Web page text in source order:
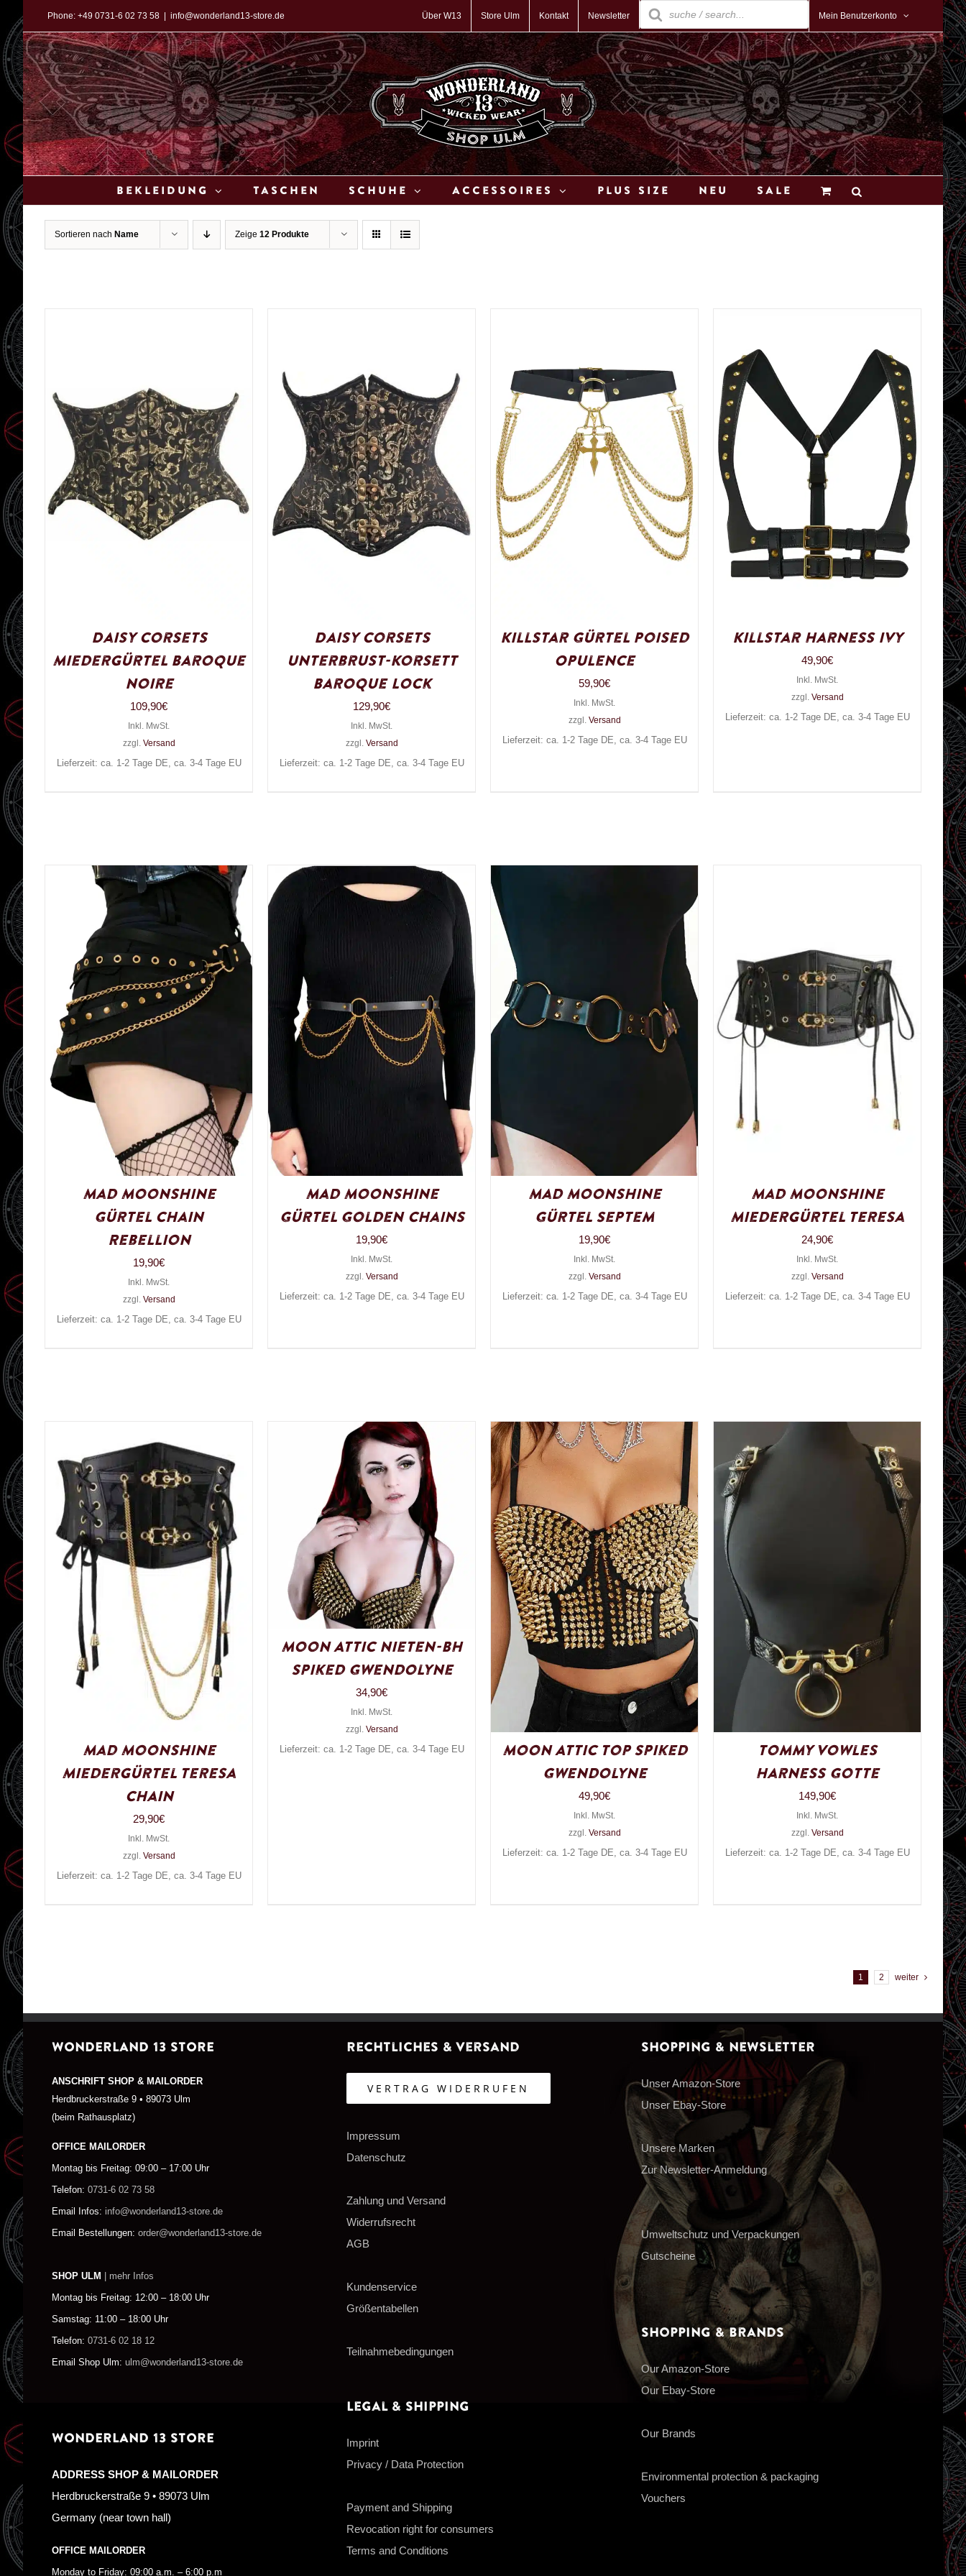
Inhalt
springen
Phone: +49 0731-6 02 73 58 info@wonderland13-store.de Über W13 Store Ulm Kontakt Newsletter
Products
search
Mein Benutzerkonto
Bekleidung Taschen Schuhe Accessoires Plus Size Neu Sale
Sortieren nach Name Zeige 12 Produkte
Daisy Corsets
Miedergürtel Baroque
Noire
109,90€
Inkl. MwSt.
zzgl. Versand
Lieferzeit: ca. 1-2 Tage DE, ca. 3-4 Tage EU
Daisy Corsets
Unterbrust-Korsett
Baroque Lock
129,90€
Inkl. MwSt.
zzgl. Versand
Lieferzeit: ca. 1-2 Tage DE, ca. 3-4 Tage EU
Killstar Gürtel Poised
Opulence
59,90€
Inkl. MwSt.
zzgl. Versand
Lieferzeit: ca. 1-2 Tage DE, ca. 3-4 Tage EU
Killstar Harness Ivy
49,90€
Inkl. MwSt.
zzgl. Versand
Lieferzeit: ca. 1-2 Tage DE, ca. 3-4 Tage EU
Mad Moonshine
Gürtel Chain
Rebellion
19,90€
Inkl. MwSt.
zzgl. Versand
Lieferzeit: ca. 1-2 Tage DE, ca. 3-4 Tage EU
Mad Moonshine
Gürtel Golden Chains
19,90€
Inkl. MwSt.
zzgl. Versand
Lieferzeit: ca. 1-2 Tage DE, ca. 3-4 Tage EU
Mad Moonshine
Gürtel Septem
19,90€
Inkl. MwSt.
zzgl. Versand
Lieferzeit: ca. 1-2 Tage DE, ca. 3-4 Tage EU
Mad Moonshine
Miedergürtel Teresa
24,90€
Inkl. MwSt.
zzgl. Versand
Lieferzeit: ca. 1-2 Tage DE, ca. 3-4 Tage EU
Mad Moonshine
Miedergürtel Teresa
Chain
29,90€
Inkl. MwSt.
zzgl. Versand
Lieferzeit: ca. 1-2 Tage DE, ca. 3-4 Tage EU
Moon Attic Nieten-BH
Spiked Gwendolyne
34,90€
Inkl. MwSt.
zzgl. Versand
Lieferzeit: ca. 1-2 Tage DE, ca. 3-4 Tage EU
Moon Attic Top Spiked
Gwendolyne
49,90€
Inkl. MwSt.
zzgl. Versand
Lieferzeit: ca. 1-2 Tage DE, ca. 3-4 Tage EU
Tommy Vowles
Harness Gotte
149,90€
Inkl. MwSt.
zzgl. Versand
Lieferzeit: ca. 1-2 Tage DE, ca. 3-4 Tage EU
1 2 weiter
WONDERLAND 13 STORE
ANSCHRIFT SHOP & MAILORDER
Herdbruckerstraße 9 • 89073 Ulm
(beim Rathausplatz)
OFFICE MAILORDER
Montag bis Freitag: 09:00 – 17:00 Uhr
Telefon: 0731-6 02 73 58
Email Infos: info@wonderland13-store.de
Email Bestellungen: order@wonderland13-store.de
SHOP ULM | mehr Infos
Montag bis Freitag: 12:00 – 18:00 Uhr
Samstag: 11:00 – 18:00 Uhr
Telefon: 0731-6 02 18 12
Email Shop Ulm: ulm@wonderland13-store.de
WONDERLAND 13 STORE
ADDRESS SHOP & MAILORDER
Herdbruckerstraße 9 • 89073 Ulm
Germany (near town hall)
OFFICE MAILORDER
Monday to Friday: 09:00 a.m. – 6:00 p.m
Rechtliches & Versand
VERTRAG WIDERRUFEN
Impressum
Datenschutz
Zahlung und Versand
Widerrufsrecht
AGB
Kundenservice
Größentabellen
Teilnahmebedingungen
Legal & Shipping
Imprint
Privacy / Data Protection
Payment and Shipping
Revocation right for consumers
Terms and Conditions
Shopping & Newsletter
Unser Amazon-Store
Unser Ebay-Store
Unsere Marken
Zur Newsletter-Anmeldung
Umweltschutz und Verpackungen
Gutscheine
Shopping & Brands
Our Amazon-Store
Our Ebay-Store
Our Brands
Environmental protection & packaging
Vouchers